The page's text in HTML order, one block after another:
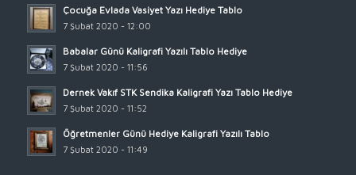
Çocuğa Evlada Vasiyet Yazı Hediye Tablo
7 Şubat 2020 - 12:00
Babalar Günü Kaligrafi Yazılı Tablo Hediye
7 Şubat 2020 - 11:56
Dernek Vakıf STK Sendika Kaligrafi Yazı Tablo Hediye
7 Şubat 2020 - 11:52
Öğretmenler Günü Hediye Kaligrafi Yazılı Tablo
7 Şubat 2020 - 11:49